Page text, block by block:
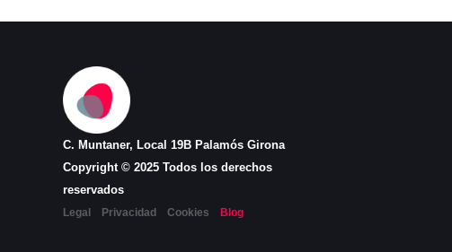
C. Muntaner, Local 19B Palamós Girona
Copyright © 2025 Todos los derechos
reservados
Legal Privacidad Cookies Blog